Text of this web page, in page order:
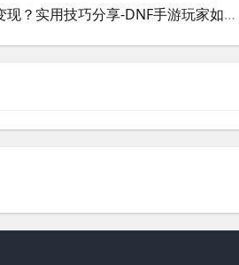
DNF手游如何变现？实用技巧分享-DNF手游玩家如何通过游戏赚取收入